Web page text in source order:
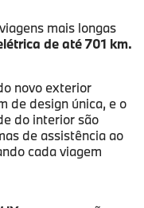
mais longas
de até 701 km.
novo exterior
de design única, e o
do interior são
de assistência ao
cada viagem